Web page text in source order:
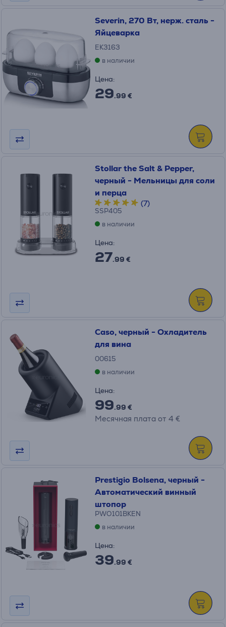
Severin, 270 Вт, нерж. сталь -
Яйцеварка
EK3163
в наличии
Цена:
29.99 €
Stollar the Salt & Pepper,
черный - Мельницы для соли
и перца
(7)
SSP405
в наличии
Цена:
27.99 €
Caso, черный - Охладитель
для вина
00615
в наличии
Цена:
99.99 €
Месячная плата от 4 €
Prestigio Bolsena, черный -
Автоматический винный
штопор
PWO101BKEN
в наличии
Цена:
39.99 €